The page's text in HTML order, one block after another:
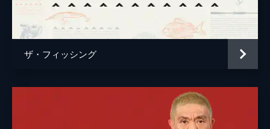
ていく番組の第3章。今回取り上げたのは、
浮かび上がる神様、アメリカ都市伝説怪人、
弘法大使空海と古代丹波王国の錬金術など
55分
に関する話題を取り上げ、トークを繰り広げ
ていく番組の第3章。今回取り上げたのは、
ザ・フィッシング